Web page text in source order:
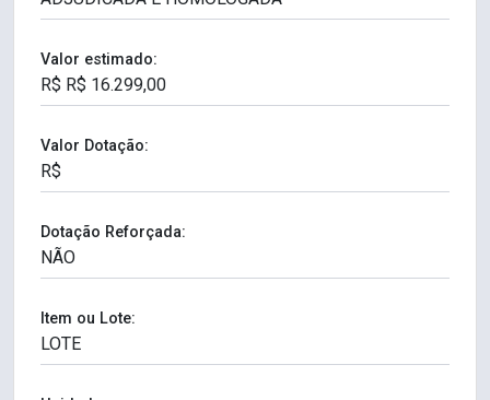
Valor estimado:
Valor Dotação:
Dotação Reforçada:
Item ou Lote: